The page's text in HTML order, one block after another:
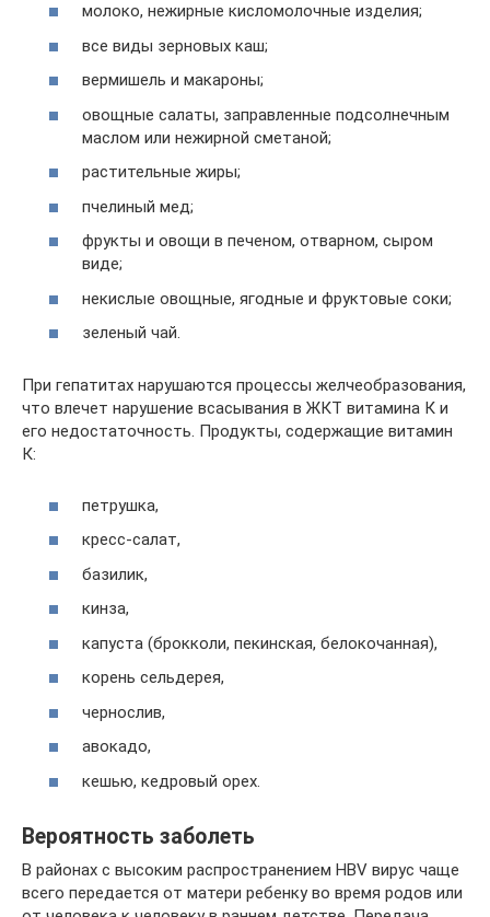
молоко, нежирные кисломолочные изделия;
все виды зерновых каш;
вермишель и макароны;
овощные салаты, заправленные подсолнечным
маслом или нежирной сметаной;
растительные жиры;
пчелиный мед;
фрукты и овощи в печеном, отварном, сыром
виде;
некислые овощные, ягодные и фруктовые соки;
зеленый чай.
При гепатитах нарушаются процессы желчеобразования,
что влечет нарушение всасывания в ЖКТ витамина К и
его недостаточность. Продукты, содержащие витамин
К:
петрушка,
кресс-салат,
базилик,
кинза,
капуста (брокколи, пекинская, белокочанная),
корень сельдерея,
чернослив,
авокадо,
кешью, кедровый орех.
Вероятность заболеть
В районах с высоким распространением HBV вирус чаще
всего передается от матери ребенку во время родов или